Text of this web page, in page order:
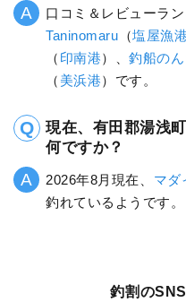
口コミ＆レビューラ
Taninomaru （塩屋漁港
（ 印南港）、釣船の
（ 美浜港）です。
現在、有田郡湯浅
何ですか？
2026年8月現在、 マダ
釣れているようです。
釣割の